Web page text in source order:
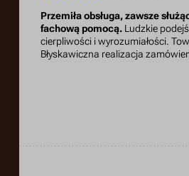
Przemiła obsługa, zawsze
fachową pomocą.Ludzkie
cierpliwości i wyrozumiałości.
Błyskawiczna realizacja